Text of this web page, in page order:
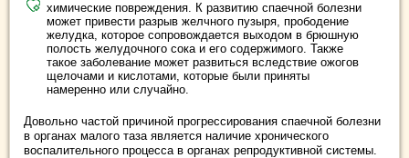
химические повреждения. К развитию спаечной болезни
может привести разрыв желчного пузыря, прободение
желудка, которое сопровождается выходом в брюшную
полость желудочного сока и его содержимого. Также
такое заболевание может развиться вследствие ожогов
щелочами и кислотами, которые были приняты
намеренно или случайно.
Довольно частой причиной прогрессирования спаечной болезни
в органах малого таза является наличие хронического
воспалительного процесса в органах репродуктивной системы.